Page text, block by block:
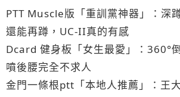
PTT Muscle版「重訓黨神器」：深
還能再蹲，UC-II真的有感
Dcard 健身板「女生最愛」：360°
噴後腰完全不求人
金門一條根ptt「本地人推薦」：王